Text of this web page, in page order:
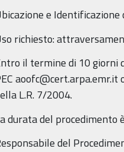
e
richiesto:
il termine di 10 giorni
L.R. 7/2004.
durata del procedimento
del